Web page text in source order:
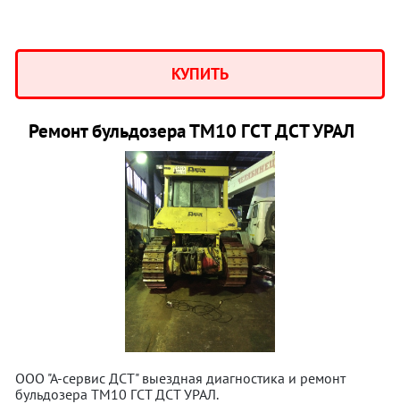
КУПИТЬ
Ремонт бульдозера ТМ10 ГСТ ДСТ УРАЛ
ООО "А-сервис ДСТ" выездная диагностика и ремонт
бульдозера ТМ10 ГСТ ДСТ УРАЛ.